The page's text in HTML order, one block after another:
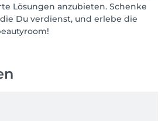
Lösungen anzubieten. Schenke
Du verdienst, und erlebe die